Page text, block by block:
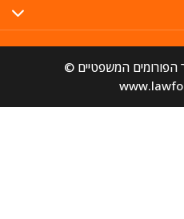
הפורומים המשפטיים ©